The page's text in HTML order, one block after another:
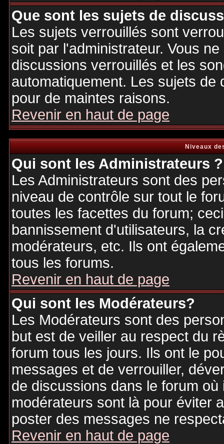
Que sont les sujets de
Les sujets verrouillés sont
soit par l'administrateur. Vous
discussions verrouillés et les
automatiquement. Les sujets
pour de maintes raisons.
Revenir en haut de page
Niveaux
Qui sont les Administrateurs ?
Les Administrateurs sont des
niveau de contrôle sur tout le
toutes les facettes du forum;
bannissement d'utilisateurs, la
modérateurs, etc. Ils ont
tous les forums.
Revenir en haut de page
Qui sont les Modérateurs?
Les Modérateurs sont des
but est de veiller au respect du
forum tous les jours. Ils ont le
messages et de verrouiller,
de discussions dans le forum
modérateurs sont là pour éviter
poster des messages ne
Revenir en haut de page